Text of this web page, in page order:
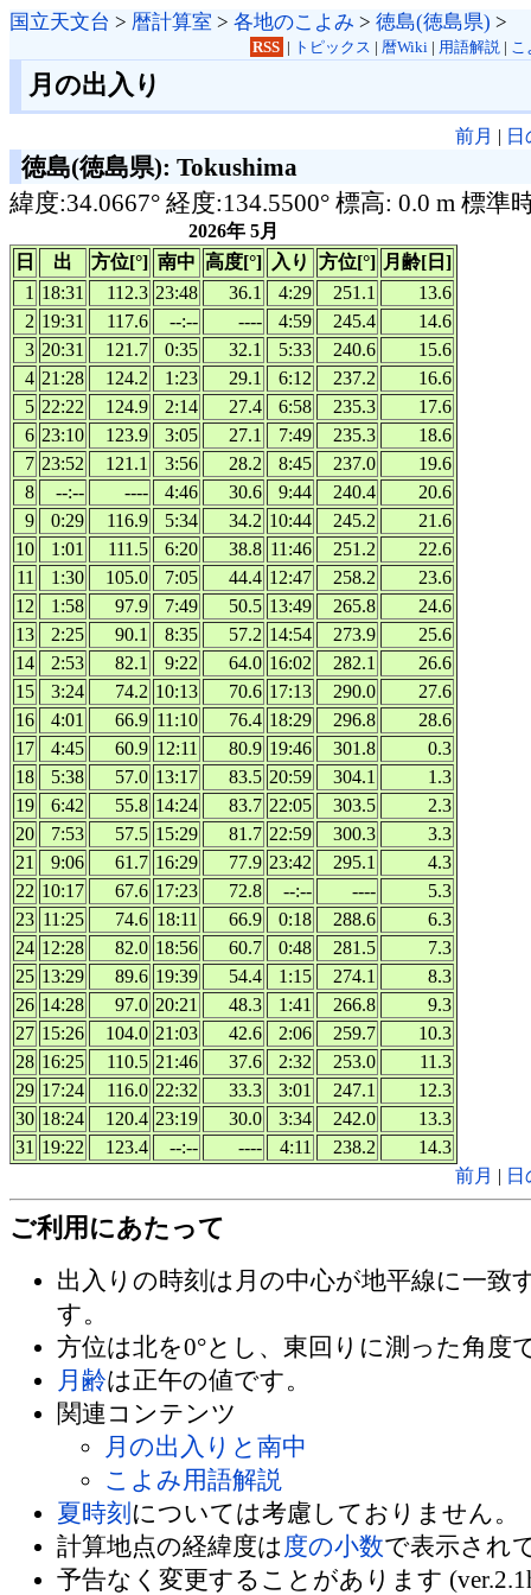
国立天文台 > 暦計算室 > 各地のこよみ > 徳島(徳島県) >
RSS | トピックス | 暦Wiki| 用語解説| こ
月の出入り
前月 |
徳島(徳島県): Tokushima
緯度:34.0667° 経度:134.5500° 標高: 0.0 m 標準
2026年 5月
日
出 方位[°] 南中 高度[°] 入り 方位[°] 月齢[日]
1 18:31 112.3 23:48 36.1 4:29 251.1
13.6
2 19:31 117.6 --:-- ---- 4:59 245.4
14.6
3 20:31 121.7 0:35 32.1 5:33 240.6
15.6
4 21:28 124.2 1:23 29.1 6:12 237.2
16.6
5 22:22 124.9 2:14 27.4 6:58 235.3
17.6
6 23:10 123.9 3:05 27.1 7:49 235.3
18.6
7 23:52 121.1 3:56 28.2 8:45 237.0
19.6
8
--:-- ---- 4:46 30.6 9:44 240.4
20.6
9
0:29 116.9 5:34 34.2 10:44 245.2
21.6
10
1:01 111.5 6:20 38.8 11:46 251.2
22.6
11
1:30 105.0 7:05 44.4 12:47 258.2
23.6
12
1:58 97.9 7:49 50.5 13:49 265.8
24.6
13
2:25 90.1 8:35 57.2 14:54 273.9
25.6
14
2:53 82.1 9:22 64.0 16:02 282.1
26.6
15
3:24 74.2 10:13 70.6 17:13 290.0
27.6
16
4:01 66.9 11:10 76.4 18:29 296.8
28.6
17
4:45 60.9 12:11 80.9 19:46 301.8
0.3
18
5:38 57.0 13:17 83.5 20:59 304.1
1.3
19
6:42 55.8 14:24 83.7 22:05 303.5
2.3
20
7:53 57.5 15:29 81.7 22:59 300.3
3.3
21
9:06 61.7 16:29 77.9 23:42 295.1
4.3
22 10:17 67.6 17:23 72.8 --:-- ----
5.3
23 11:25 74.6 18:11 66.9 0:18 288.6
6.3
24 12:28 82.0 18:56 60.7 0:48 281.5
7.3
25 13:29 89.6 19:39 54.4 1:15 274.1
8.3
26 14:28 97.0 20:21 48.3 1:41 266.8
9.3
27 15:26 104.0 21:03 42.6 2:06 259.7
10.3
28 16:25 110.5 21:46 37.6 2:32 253.0
11.3
29 17:24 116.0 22:32 33.3 3:01 247.1
12.3
30 18:24 120.4 23:19 30.0 3:34 242.0
13.3
31 19:22 123.4 --:-- ---- 4:11 238.2
14.3
前月 |
ご利用にあたって
出入りの時刻は月の中心が地平線に一致
す。
方位は北を0°とし、東回りに測った角度
月齢は正午の値です。
関連コンテンツ
月の出入りと南中
こよみ用語解説
夏時刻 については考慮しておりません。
計算地点の経緯度は 度の小数で表示され
予告なく変更することがあります